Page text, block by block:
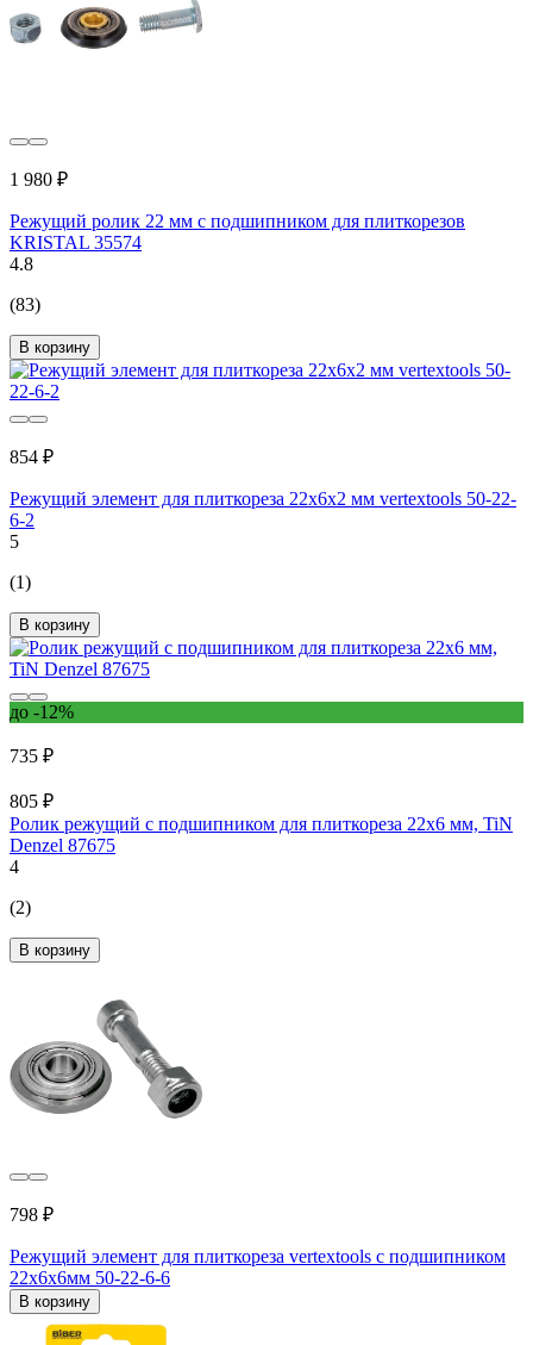
1 980 ₽
Режущий ролик 22 мм с подшипником для плиткорезов
KRISTAL 35574
4.8
(83)
В корзину
854 ₽
Режущий элемент для плиткореза 22x6х2 мм vertextools 50-22-
6-2
5
(1)
В корзину
до -12%
735 ₽
805 ₽
Ролик режущий с подшипником для плиткореза 22x6 мм, TiN
Denzel 87675
4
(2)
В корзину
798 ₽
Режущий элемент для плиткореза vertextools с подшипником
22x6х6мм 50-22-6-6
В корзину